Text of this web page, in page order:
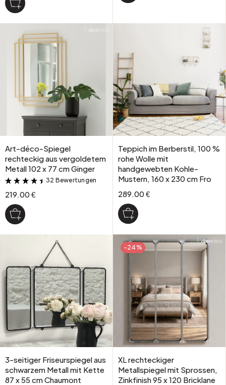
Art-déco-Spiegel
rechteckig aus vergoldetem
Metall 102 x 77 cm Ginger
&
32 Bewertungen
219.00 €
Teppich im Berberstil, 100 %
rohe Wolle mit
handgewebten Kohle-
Mustern, 160 x 230 cm Fro
289.00 €
3-seitiger Friseurspiegel aus
schwarzem Metall mit Kette
87 x 55 cm Chaumont
-24%
XL rechteckiger
Metallspiegel mit Sprossen,
Zinkfinish 95 x 120 Bricklane